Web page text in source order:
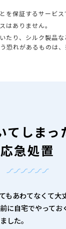
保証するサービス
はありません。
たり、シルク製品な
恐れがあるものは
てしまっ
応急処置
もあわてなくて大
に自宅でやってお
した。